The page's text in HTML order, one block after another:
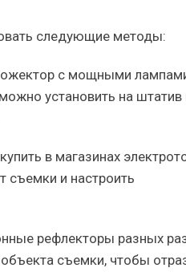
следующие методы:
с мощными
установить на штатив
в магазинах
съемки и настроить
рефлекторы разных
съемки, чтобы